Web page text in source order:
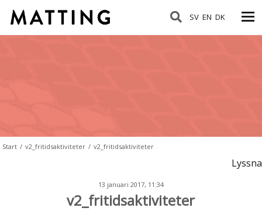
SV EN DK
Start / v2_fritidsaktiviteter / v2_fritidsaktiviteter
Lyssna
13 januari 2017, 11:34
v2_fritidsaktiviteter